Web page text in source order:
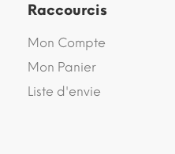
Raccourcis
Mon Compte
Mon Panier
Liste d'envie